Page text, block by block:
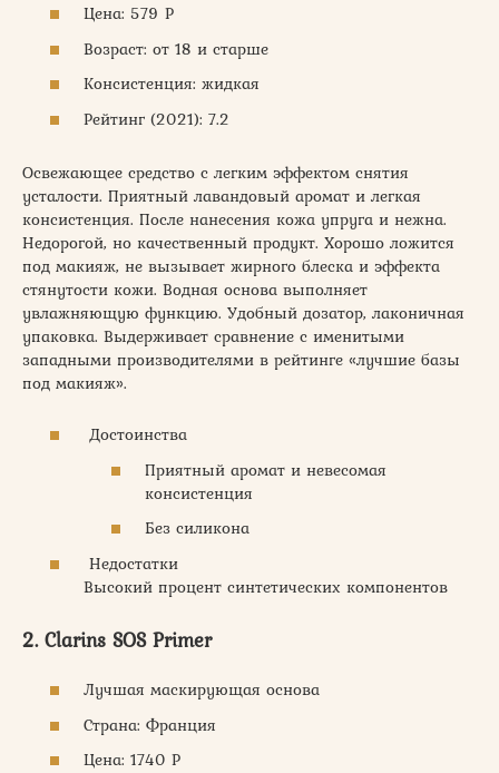
Цена: 579 Р
Возраст: от 18 и старше
Консистенция: жидкая
Рейтинг (2021): 7.2
Освежающее средство с легким эффектом снятия
усталости. Приятный лавандовый аромат и легкая
консистенция. После нанесения кожа упруга и нежна.
Недорогой, но качественный продукт. Хорошо ложится
под макияж, не вызывает жирного блеска и эффекта
стянутости кожи. Водная основа выполняет
увлажняющую функцию. Удобный дозатор, лаконичная
упаковка. Выдерживает сравнение с именитыми
западными производителями в рейтинге «лучшие базы
под макияж».
Достоинства
Приятный аромат и невесомая
консистенция
Без силикона
Недостатки
Высокий процент синтетических компонентов
2. Clarins SOS Primer
Лучшая маскирующая основа
Страна: Франция
Цена: 1740 Р